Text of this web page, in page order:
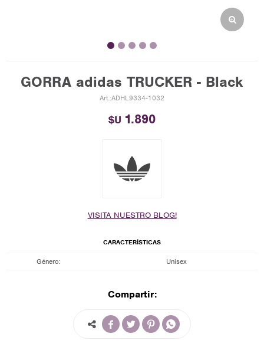
GORRA adidas TRUCKER - Black
ADHL9334-1032
$U 1.890
VISITA NUESTRO BLOG!
CARACTERÍSTICAS
Género Unisex
Compartir:
   